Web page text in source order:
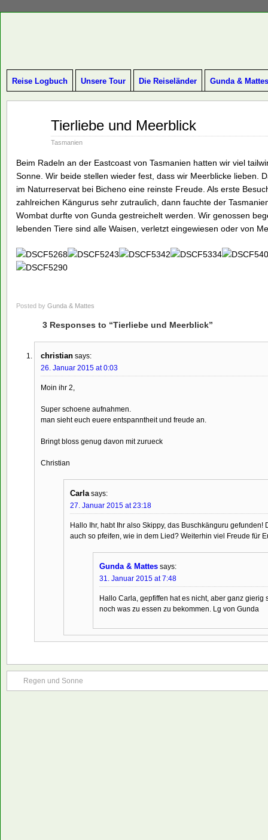
Reise Logbuch Unsere Tour Die Reiseländer Gunda & Mattes
Tierliebe und Meerblick
Tasmanien
Beim Radeln an der Eastcoast von Tasmanien hatten wir viel
Sonne. Wir beide stellen wieder fest, dass wir Meerblicke lieben.
im Naturreservat bei Bicheno eine reinste Freude. Als erste
zahlreichen Kängurus sehr zutraulich, dann fauchte der
Wombat durfte von Gunda gestreichelt werden. Wir genossen
lebenden Tiere sind alle Waisen, verletzt eingewiesen oder von
Posted by Gunda & Mattes
3 Responses to “Tierliebe und Meerblick”
christian says:
26. Januar 2015 at 0:03
Moin ihr 2,
Super schoene aufnahmen.
man sieht euch euere entspanntheit und freude an.
Bringt bloss genug davon mit zurueck
Christian
Carla says:
27. Januar 2015 at 23:18
Hallo Ihr, habt Ihr also Skippy, das Buschkänguru
auch so pfeifen, wie in dem Lied? Weiterhin viel Freude für
Gunda & Mattes says:
31. Januar 2015 at 7:48
Hallo Carla, gepfiffen hat es nicht, aber ganz
noch was zu essen zu bekommen. Lg von Gunda
Regen und Sonne